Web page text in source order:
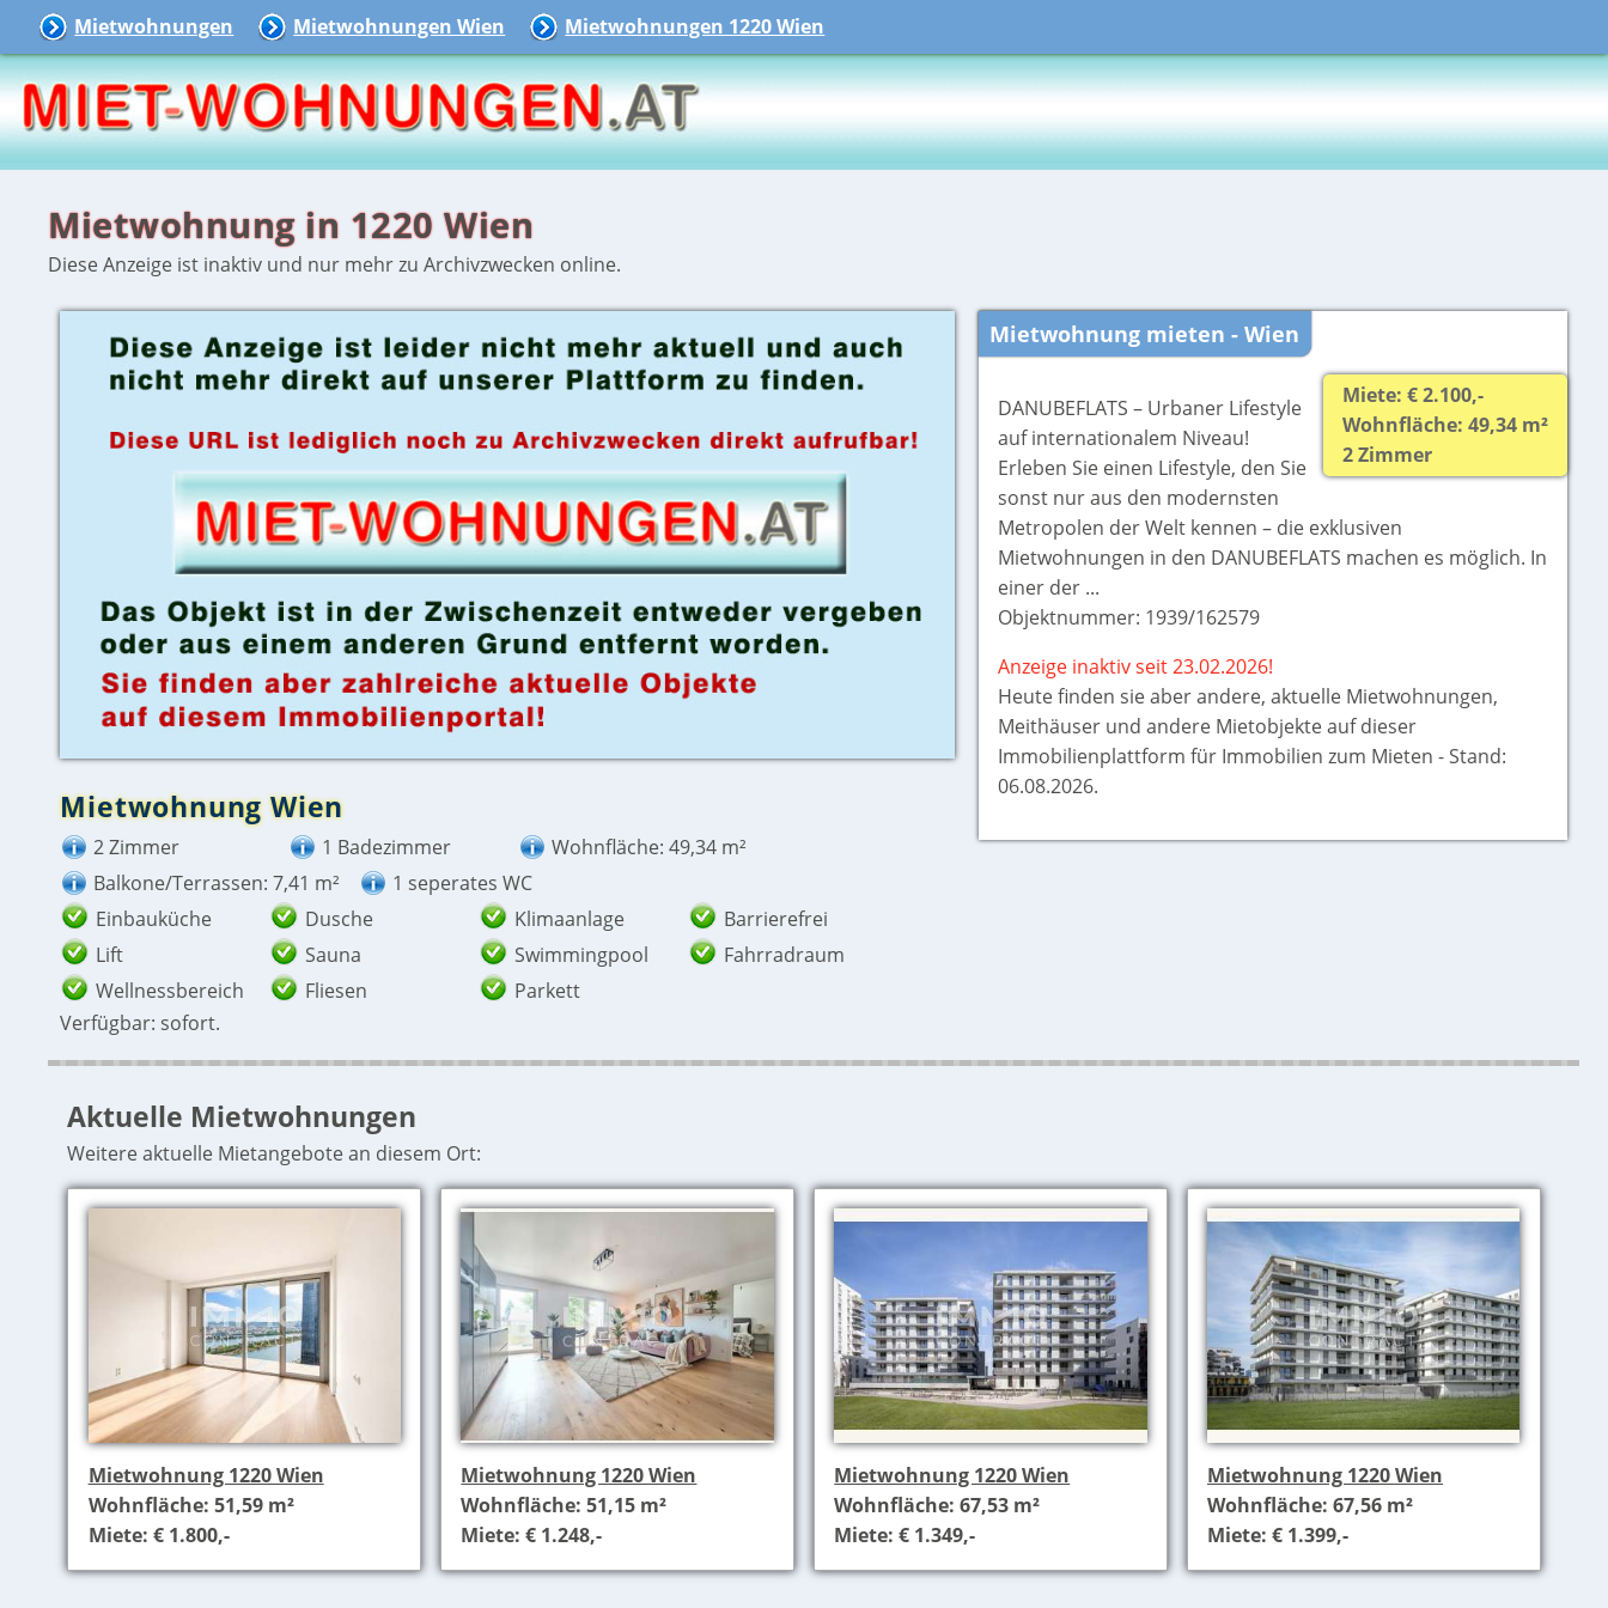
Mietwohnungen Mietwohnungen Wien Mietwohnungen 1220 Wien
Mietwohnung in 1220 Wien
Diese Anzeige ist inaktiv und nur mehr zu Archivzwecken online.
Mietwohnung Wien
2 Zimmer 1 Badezimmer
Wohnfläche: 49,34 m²
Balkone/Terrassen: 7,41 m²
1 seperates WC
Einbauküche
Dusche Klimaanlage
Barrierefrei
Lift
Sauna Swimmingpool
Fahrradraum
Wellnessbereich
Fliesen
Parkett
Verfügbar: sofort.
Mietwohnung mieten - Wien
Miete: € 2.100,-
Wohnfläche: 49,34 m²
2 Zimmer
DANUBEFLATS – Urbaner Lifestyle
auf internationalem Niveau!
Erleben Sie einen Lifestyle, den Sie
sonst nur aus den modernsten
Metropolen der Welt kennen – die exklusiven
Mietwohnungen in den DANUBEFLATS machen es möglich. In
einer der ...
Objektnummer: 1939/162579
Anzeige inaktiv seit 23.02.2026!
Heute finden sie aberandere, aktuelle Mietwohnungen,
Meithäuser und andere Mietobjekte auf dieser
Immobilienplattform für Immobilien zum Mieten - Stand:
06.08.2026.
Aktuelle Mietwohnungen
Weitere aktuelle Mietangebote an diesem Ort:
Mietwohnung 1220 Wien
Wohnfläche: 51,59 m²
Miete: € 1.800,-
Mietwohnung 1220 Wien
Wohnfläche: 51,15 m²
Miete: € 1.248,-
Mietwohnung 1220 Wien
Wohnfläche: 67,53 m²
Miete: € 1.349,-
Mietwohnung 1220 Wien
Wohnfläche: 67,56 m²
Miete: € 1.399,-